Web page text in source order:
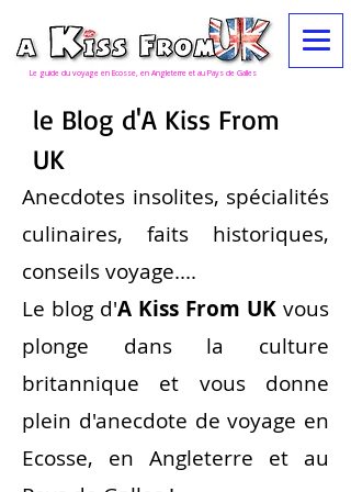
Le guide du voyage en Ecosse, en Angleterre et au Pays de Galles
le Blog d'A Kiss From
UK
Anecdotes insolites, spécialités
culinaires, faits historiques,
conseils voyage....
Le blog d'A Kiss From UK vous
plonge dans la culture
britannique et vous donne
plein d'anecdote de voyage en
Ecosse, en Angleterre et au